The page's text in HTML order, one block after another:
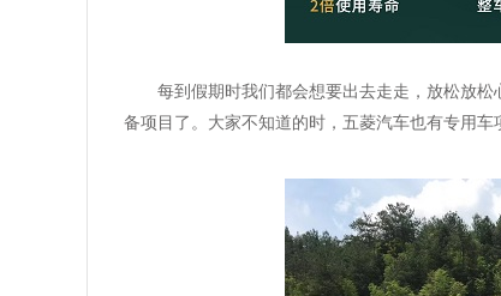
每到假期时我们都会想要出去走走，放松放
备项目了。大家不知道的时，五菱汽车也有专用车